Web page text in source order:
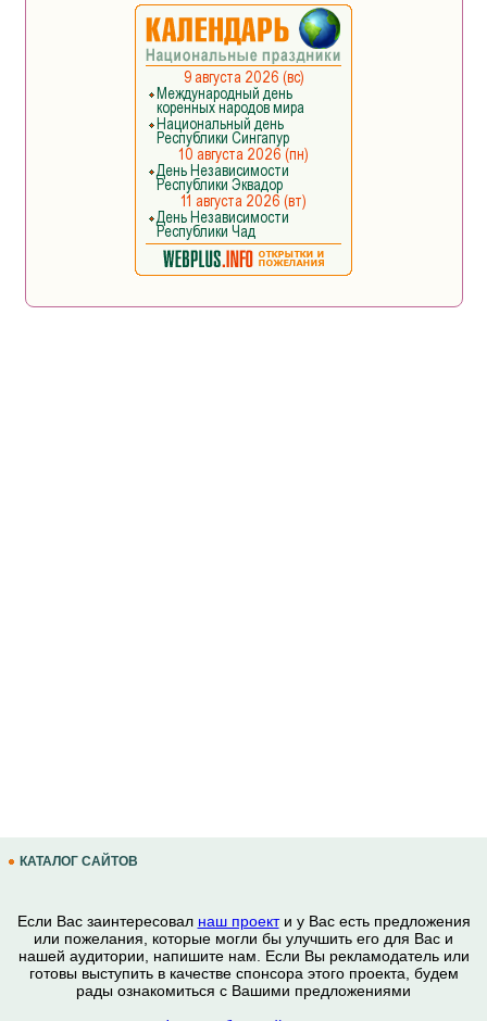
КАТАЛОГ САЙТОВ
Если Вас заинтересовал наш проекти у Вас есть предложения
или пожелания, которые могли бы улучшить его для Вас и
нашей аудитории, напишите нам. Если Вы рекламодатель или
готовы выступить в качестве спонсора этого проекта, будем
рады ознакомиться с Вашими предложениями